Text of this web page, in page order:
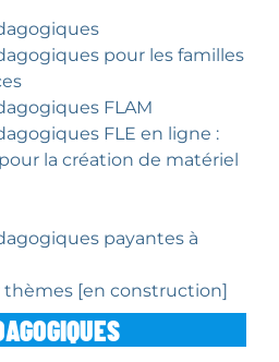
pour les familles
FLAM
FLE en ligne :
la création de matériel
payantes à
thèmes [en construction]